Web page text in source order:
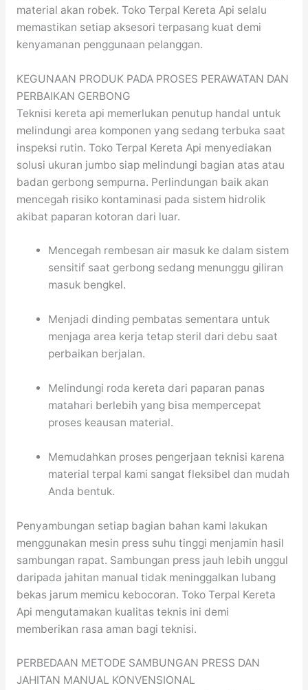
material akan robek. Toko Terpal Kereta Api selalu
memastikan setiap aksesori terpasang kuat demi
kenyamanan penggunaan pelanggan.
KEGUNAAN PRODUK PADA PROSES PERAWATAN DAN
PERBAIKAN GERBONG
Teknisi kereta api memerlukan penutup handal untuk
melindungi area komponen yang sedang terbuka saat
inspeksi rutin. Toko Terpal Kereta Api menyediakan
solusi ukuran jumbo siap melindungi bagian atas atau
badan gerbong sempurna. Perlindungan baik akan
mencegah risiko kontaminasi pada sistem hidrolik
akibat paparan kotoran dari luar.
Mencegah rembesan air masuk ke dalam sistem
sensitif saat gerbong sedang menunggu giliran
masuk bengkel.
Menjadi dinding pembatas sementara untuk
menjaga area kerja tetap steril dari debu saat
perbaikan berjalan.
Melindungi roda kereta dari paparan panas
matahari berlebih yang bisa mempercepat
proses keausan material.
Memudahkan proses pengerjaan teknisi karena
material terpal kami sangat fleksibel dan mudah
Anda bentuk.
Penyambungan setiap bagian bahan kami lakukan
menggunakan mesin press suhu tinggi menjamin hasil
sambungan rapat. Sambungan press jauh lebih unggul
daripada jahitan manual tidak meninggalkan lubang
bekas jarum memicu kebocoran. Toko Terpal Kereta
Api mengutamakan kualitas teknis ini demi
memberikan rasa aman bagi teknisi.
PERBEDAAN METODE SAMBUNGAN PRESS DAN
JAHITAN MANUAL KONVENSIONAL